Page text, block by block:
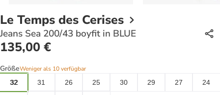
Le Temps des Cerises
Jeans Sea 200/43 boyfit in BLUE
135,00 €
GrößeWeniger als 10 verfügbar
32
31 26 25 30 29 27 24